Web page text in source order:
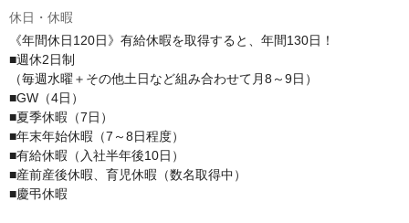
休日・休暇
《年間休日120日》有給休暇を取得すると、年間130日！
■週休2日制
（毎週水曜＋その他土日など組み合わせて月8～9日）
■GW（4日）
■夏季休暇（7日）
■年末年始休暇（7～8日程度）
■有給休暇（入社半年後10日）
■産前産後休暇、育児休暇（数名取得中）
■慶弔休暇